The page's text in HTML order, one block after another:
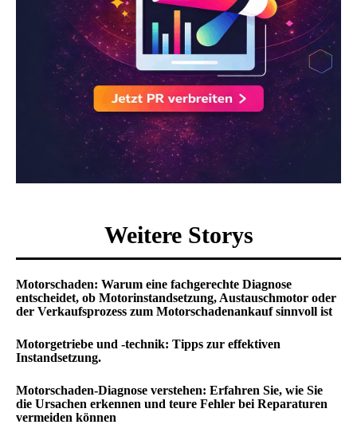
Weitere Storys
Motorschaden: Warum eine fachgerechte Diagnose
entscheidet, ob Motorinstandsetzung, Austauschmotor oder
der Verkaufsprozess zum Motorschadenankauf sinnvoll ist
Motorgetriebe und -technik: Tipps zur effektiven
Instandsetzung.
Motorschaden-Diagnose verstehen: Erfahren Sie, wie Sie
die Ursachen erkennen und teure Fehler bei Reparaturen
vermeiden können